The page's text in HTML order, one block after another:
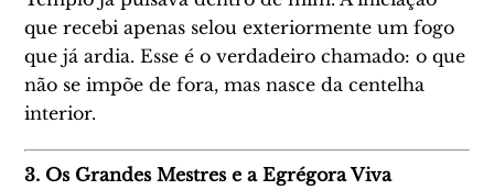
que recebi apenas selou exteriormente um fogo
que já ardia. Esse é o verdadeiro chamado: o que
não se impõe de fora, mas nasce da centelha
interior.
3. Os Grandes Mestres e a Egrégora Viva